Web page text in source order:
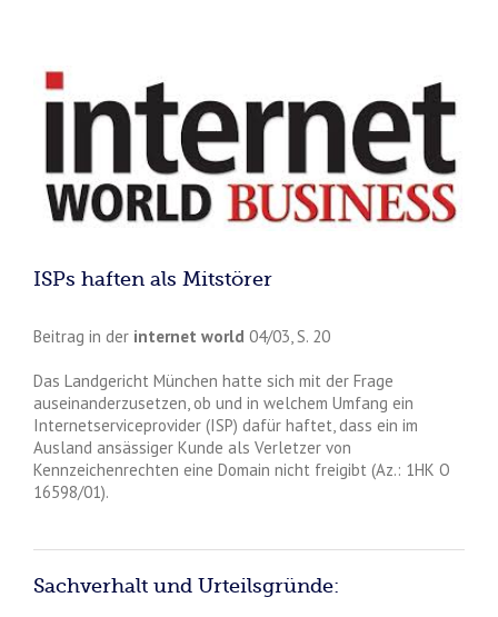
ISPs haften als Mitstörer
Beitrag in der internet world 04/03, S. 20
Das Landgericht München hatte sich mit der Frage
auseinanderzusetzen, ob und in welchem Umfang ein
Internetserviceprovider (ISP) dafür haftet, dass ein im
Ausland ansässiger Kunde als Verletzer von
Kennzeichenrechten eine Domain nicht freigibt (Az.: 1HK O
16598/01).
Sachverhalt und Urteilsgründe: